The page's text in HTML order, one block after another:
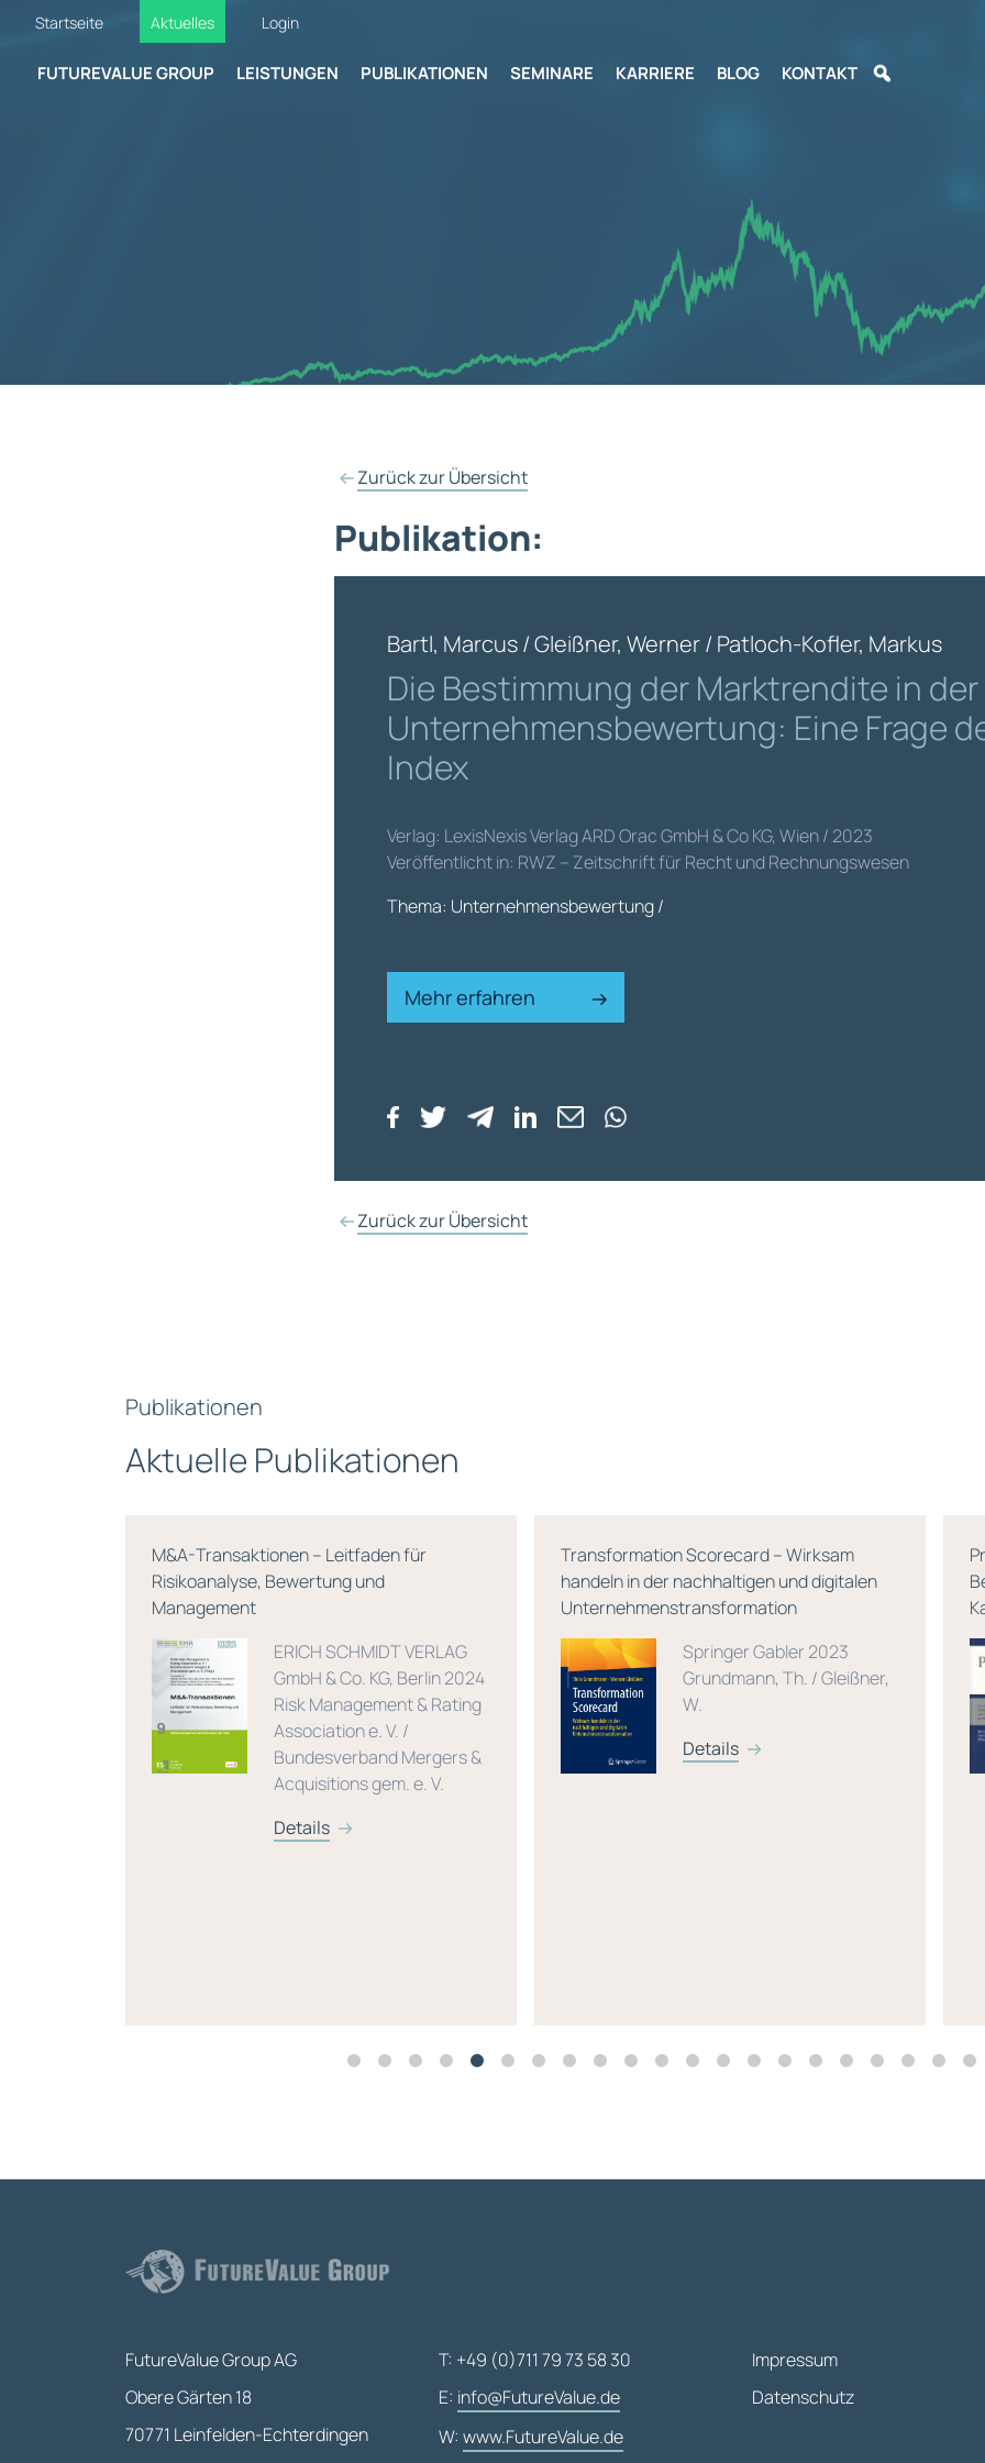
Startseite Aktuelles Login
FUTUREVALUE GROUP LEISTUNGEN PUBLIKATIONEN SEMINARE KARRIERE BLOG KONTAKT
Zurück zur Übersicht
Publikation:
Bartl, Marcus / Gleißner, Werner / Patloch-Kofler, Markus
Die Bestimmung der Marktrendite in der
Unternehmensbewertung: Eine Frage
Index
Verlag: LexisNexis Verlag ARD Orac GmbH & Co KG, Wien / 2023
Veröffentlicht in: RWZ – Zeitschrift für Recht und Rechnungswesen
Thema: Unternehmensbewertung /
Mehr erfahren
Zurück zur Übersicht
Publikationen
Aktuelle Publikationen
M&A-Transaktionen – Leitfaden für
Risikoanalyse, Bewertung und
Management
ERICH SCHMIDT VERLAG
GmbH & Co. KG, Berlin 2024
Risk Management & Rating
Association e. V. /
Bundesverband Mergers &
Acquisitions gem. e. V.
Details
Transformation Scorecard – Wirksam
handeln in der nachhaltigen und digitalen
Unternehmenstransformation
Springer Gabler 2023
Grundmann, Th. / Gleißner,
W.
Details
FutureValue Group AG
Obere Gärten 18
70771 Leinfelden-Echterdingen
T: +49 (0)711 79 73 58 30
E: info@FutureValue.de
W: www.FutureValue.de
Impressum
Datenschutz